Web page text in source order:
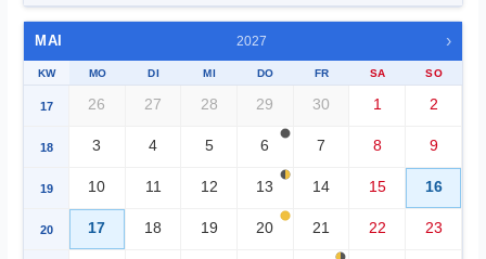
MAI 2027 ›
KW MO DI MI DO FR SA SO
17 26 27 28 29 30 1 2
18 3 4 5 6 7 8 9
19 10 11 12 13 14 15 16
20 17 18 19 20 21 22 23